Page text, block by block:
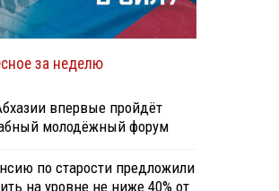
за неделю
впервые пройдёт
молодёжный форум
по старости предложили
на уровне не ниже 40% от